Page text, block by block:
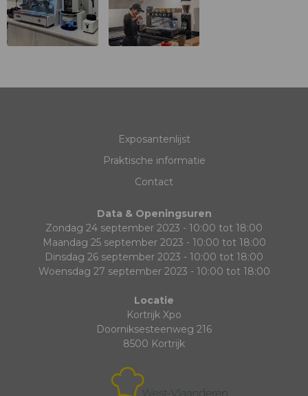
Exposantenlijst
Praktische informatie
Contact
Data & Openingsuren
Zondag 24 september 2023 - 10:00 tot 18:00
Maandag 25 september 2023 - 10:00 tot 18:00
Dinsdag 26 september 2023 - 10:00 tot 18:00
Woensdag 27 september 2023 - 10:00 tot 18:00
Locatie
Kortrijk Xpo
Doorniksesteenweg 216
8500 Kortrijk